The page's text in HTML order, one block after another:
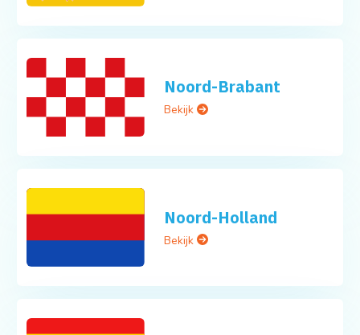
Noord-Brabant
Bekijk
Noord-Holland
Bekijk